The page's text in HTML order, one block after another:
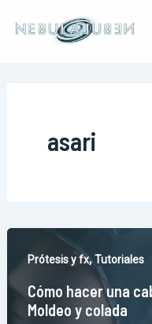
asari
Prótesis y fx,Tutoriales
Cómo hacer una
Moldeo y colada